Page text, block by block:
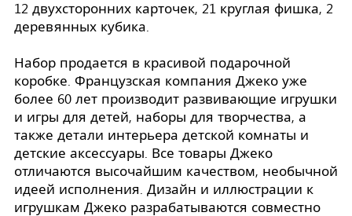
12 двухсторонних карточек, 21 круглая фишка, 2
деревянных кубика.
Набор продается в красивой подарочной
коробке. Французская компания Джеко уже
более 60 лет производит развивающие игрушки
и игры для детей, наборы для творчества, а
также детали интерьера детской комнаты и
детские аксессуары. Все товары Джеко
отличаются высочайшим качеством, необычной
идеей исполнения. Дизайн и иллюстрации к
игрушкам Джеко разрабатываются совместно